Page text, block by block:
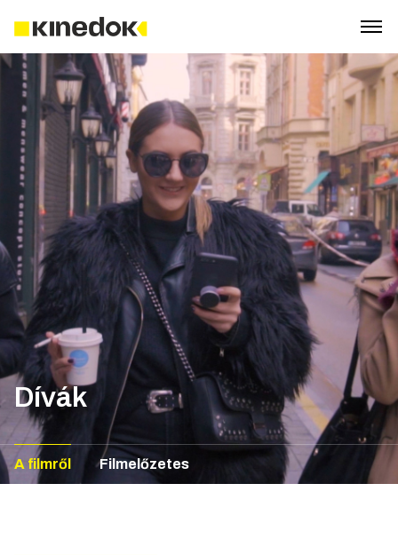
Dívák
A filmről Filmelőzetes